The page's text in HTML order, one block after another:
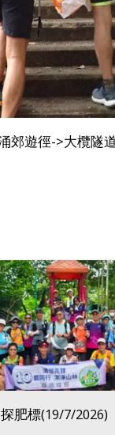
郊遊徑->大欖隧
肥標(19/7/2026)